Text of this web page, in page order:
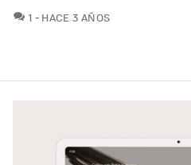
1 COMENTARIOS
HACE 3 AÑOS